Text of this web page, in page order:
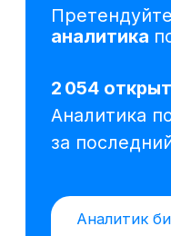
Аналитик